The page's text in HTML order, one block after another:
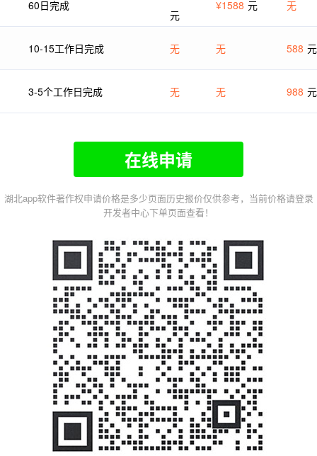
60日完成
元
¥1588 元 无
10-15工作日完成 无 无 588 元
3-5个工作日完成 无 无 988 元
在线申请
湖北app软件著作权申请价格是多少页面历史报价仅供参考，当前价格请登录
开发者中心下单页面查看！